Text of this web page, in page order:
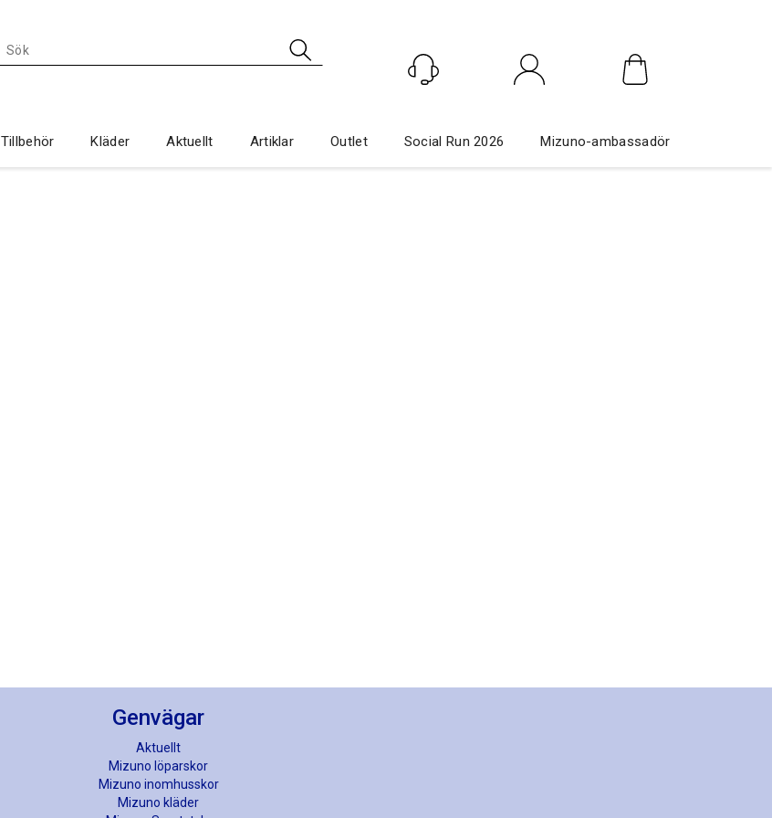
Tillbehör Kläder Aktuellt Artiklar Outlet Social Run 2026 Mizuno-ambassadör
Genvägar
Aktuellt
Mizuno löparskor
Mizuno inomhusskor
Mizuno kläder